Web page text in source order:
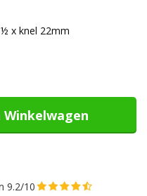
x knel 22mm
Winkelwagen
9.2/10